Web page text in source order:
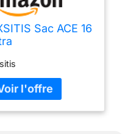
Sac ACE 16